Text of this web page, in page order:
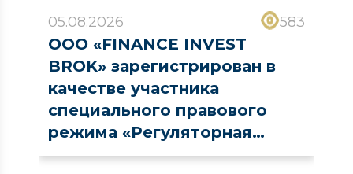
05.08.2026 583
ООО «FINANCE INVEST
BROK» зарегистрирован в
качестве участника
специального правового
режима «Регуляторная
песочница» в сфере рынка